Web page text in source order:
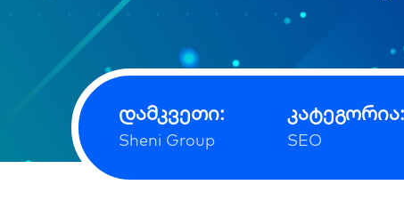
დამკვეთი:
Sheni Group
კატეგორია:
SEO